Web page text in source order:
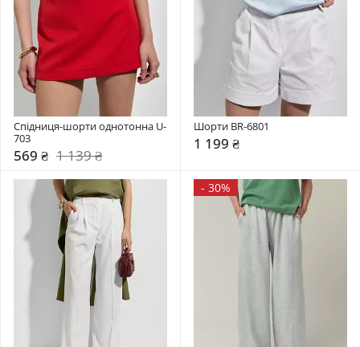
Спідниця-шорти однотонна U-
703
569 ₴ 1 139 ₴
Шорти BR-6801
1 199 ₴
- 30%